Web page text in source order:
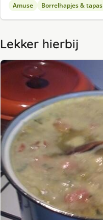
Amuse Borrelhapjes & tapas
Lekker hierbij